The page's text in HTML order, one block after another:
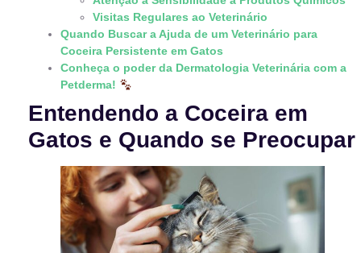
Visitas Regulares ao Veterinário
Quando Buscar a Ajuda de um Veterinário para
Coceira Persistente em Gatos
Conheça o poder da Dermatologia Veterinária com a
Petderma!
Entendendo a Coceira em
Gatos e Quando se Preocupar